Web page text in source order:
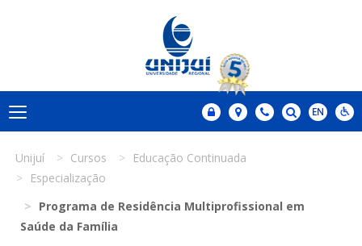
Unijuí Cursos
Educação Continuada
Especialização
Programa de Residência Multiprofissional em
Saúde da Família